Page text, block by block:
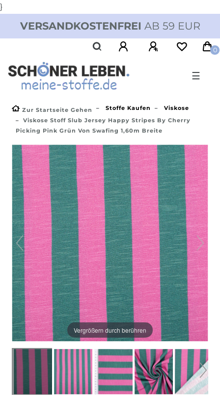
}
VERSANDKOSTENFREI AB 59 EUR
0
☰
Zur Startseite Gehen Stoffe Kaufen
Viskose
Viskose Stoff Slub Jersey Happy Stripes By Cherry
Picking Pink Grün Von Swafing 1,60m Breite
Vergrößern durch berühren